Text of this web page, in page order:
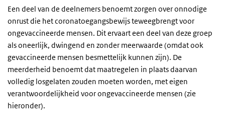
Een deel van de deelnemers benoemt zorgen over onnodige
onrust die het coronatoegangsbewijs teweegbrengt voor
ongevaccineerde mensen. Dit ervaart een deel van deze groep
als oneerlijk, dwingend en zonder meerwaarde (omdat ook
gevaccineerde mensen besmettelijk kunnen zijn). De
meerderheid benoemt dat maatregelen in plaats daarvan
volledig losgelaten zouden moeten worden, met eigen
verantwoordelijkheid voor ongevaccineerde mensen (zie
hieronder).